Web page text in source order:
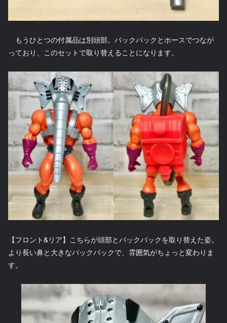
もうひとつの付属品は別頭部。バックパックとホースでつなが
っており、このセットで取り替えることになります。
【フロント&リア】こちらが頭部とバックパックを取り替えた姿。
より長い鼻と大きなバックパックで、雰囲気がちょっと変わりま
す。